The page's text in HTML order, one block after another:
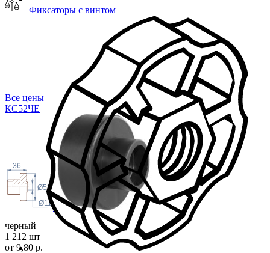
Фиксаторы с винтом
Все цены
КС52ЧЕ
36
Ø52
Ø11
черный
1 212 шт
от 9,80 р.